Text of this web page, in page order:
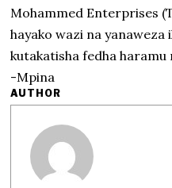
Mohammed Enterprises
hayako wazi na yanaweza
kutakatisha fedha haramu
-Mpina
AUTHOR